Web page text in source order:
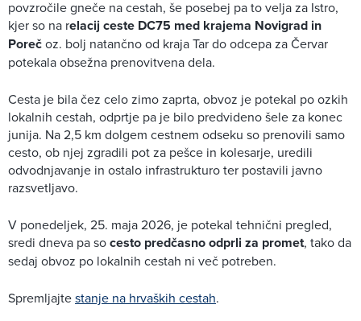
povzročile gneče na cestah, še posebej pa to velja za Istro,
kjer so na relacij ceste DC75 med krajema Novigrad in
Porečoz. bolj natančno od kraja Tar do odcepa za Červar
potekala obsežna prenovitvena dela.
Cesta je bila čez celo zimo zaprta, obvoz je potekal po ozkih
lokalnih cestah, odprtje pa je bilo predvideno šele za konec
junija. Na 2,5 km dolgem cestnem odseku so prenovili samo
cesto, ob njej zgradili pot za pešce in kolesarje, uredili
odvodnjavanje in ostalo infrastrukturo ter postavili javno
razsvetljavo.
V ponedeljek, 25. maja 2026, je potekal tehnični pregled,
sredi dneva pa socesto predčasno odprli za promet, tako da
sedaj obvoz po lokalnih cestah ni več potreben.
Spremljajtestanje na hrvaških cestah.